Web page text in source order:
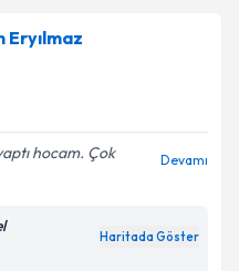
Eryılmaz
hocam. Çok
Devamı
Haritada Göster